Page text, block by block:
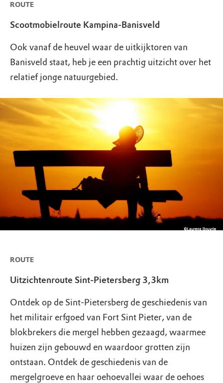
ROUTE
Scootmobielroute Kampina-Banisveld
Ook vanaf de heuvel waar de uitkijktoren van
Banisveld staat, heb je een prachtig uitzicht over het
relatief jonge natuurgebied.
ROUTE
Uitzichtenroute Sint-Pietersberg 3,3km
Ontdek op de Sint-Pietersberg de geschiedenis van
het militair erfgoed van Fort Sint Pieter, van de
blokbrekers die mergel hebben gezaagd, waarmee
huizen zijn gebouwd en waardoor grotten zijn
ontstaan. Ontdek de geschiedenis van de
mergelgroeve en haar oehoevallei waar de oehoes